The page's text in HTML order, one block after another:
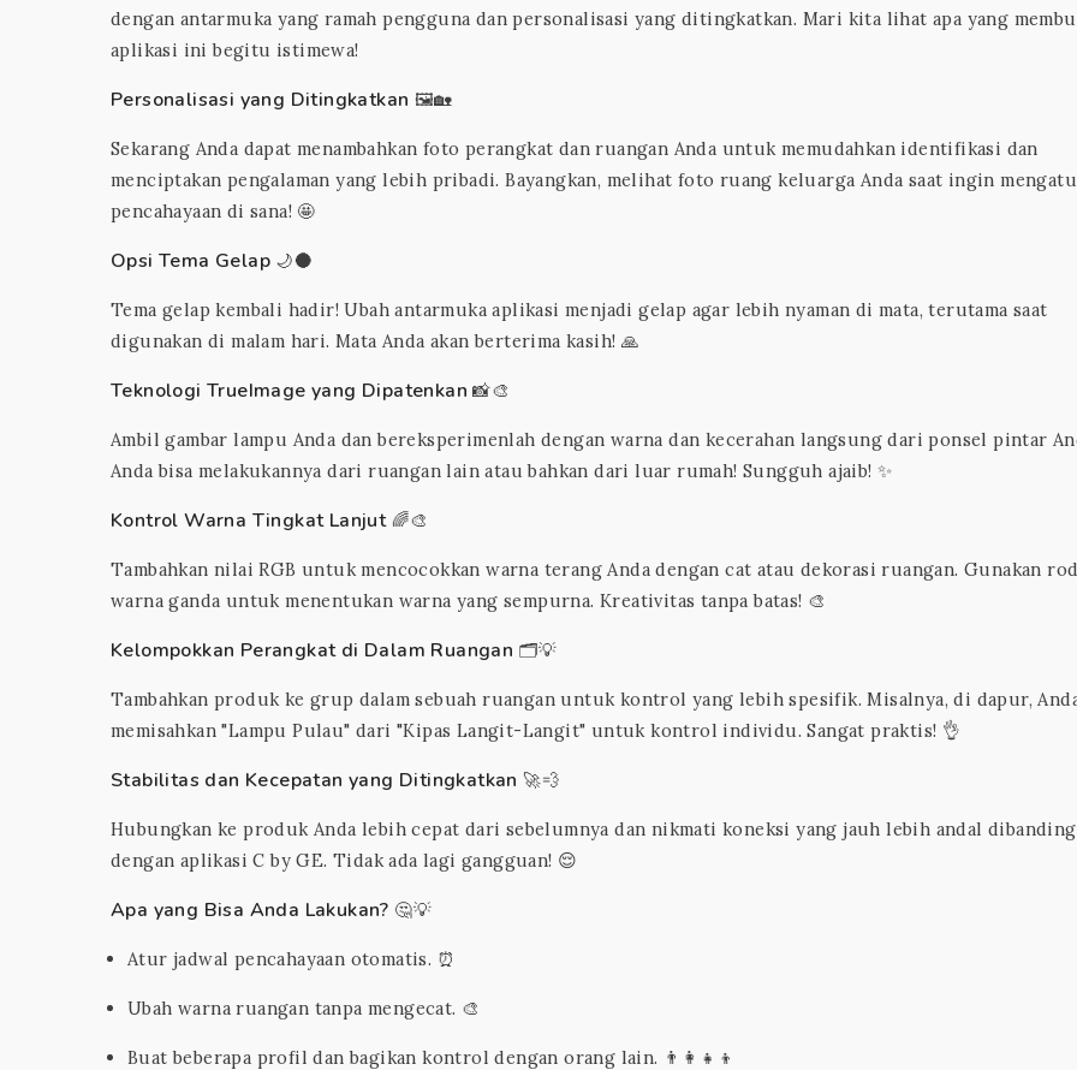
dengan antarmuka yang ramah pengguna dan personalisasi yang ditingkatkan. Mari kita lihat apa yang
aplikasi ini begitu istimewa!
Personalisasi yang Ditingkatkan 🖼️🏡
Sekarang Anda dapat menambahkan foto perangkat dan ruangan Anda untuk memudahkan identifikasi dan
menciptakan pengalaman yang lebih pribadi. Bayangkan, melihat foto ruang keluarga Anda saat ingin
pencahayaan di sana! 🤩
Opsi Tema Gelap 🌙🌑
Tema gelap kembali hadir! Ubah antarmuka aplikasi menjadi gelap agar lebih nyaman di mata, terutama saat
digunakan di malam hari. Mata Anda akan berterima kasih! 🙏
Teknologi TrueImage yang Dipatenkan 📸🎨
Ambil gambar lampu Anda dan bereksperimenlah dengan warna dan kecerahan langsung dari ponsel pintar
Anda bisa melakukannya dari ruangan lain atau bahkan dari luar rumah! Sungguh ajaib! ✨
Kontrol Warna Tingkat Lanjut🌈🎨
Tambahkan nilai RGB untuk mencocokkan warna terang Anda dengan cat atau dekorasi ruangan. Gunakan
warna ganda untuk menentukan warna yang sempurna. Kreativitas tanpa batas! 🎨
Kelompokkan Perangkat di Dalam Ruangan 🗂️💡
Tambahkan produk ke grup dalam sebuah ruangan untuk kontrol yang lebih spesifik. Misalnya, di dapur,
memisahkan "Lampu Pulau" dari "Kipas Langit-Langit" untuk kontrol individu. Sangat praktis! 👌
Stabilitas dan Kecepatan yang Ditingkatkan 🚀💨
Hubungkan ke produk Anda lebih cepat dari sebelumnya dan nikmati koneksi yang jauh lebih andal
dengan aplikasi C by GE. Tidak ada lagi gangguan! 😌
Apa yang Bisa Anda Lakukan? 🤔💡
Atur jadwal pencahayaan otomatis. ⏰
Ubah warna ruangan tanpa mengecat. 🎨
Buat beberapa profil dan bagikan kontrol dengan orang lain. 👨‍👩‍👧‍👦